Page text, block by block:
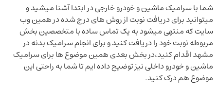
شما با سرامیک ماشین و خودرو خارجی در ابتدا آشنا میشید و
میتوانید برای دریافت نوبت از روش های درج شده در همین وب
سایت که منتهی میشود به یک تماس ساده با متخصصین بخش
مربوطه نوبت خود را دریافت کنید و برای انجام سرامیک بدنه در
مشهد اقدام کنید،در بخش بعدی همین موضوع ها برای سرامیک
ماشین و خودرو داخلی نیز توضیح داده ایم تا شما به راحتی این
موضوع هم درک کنید.